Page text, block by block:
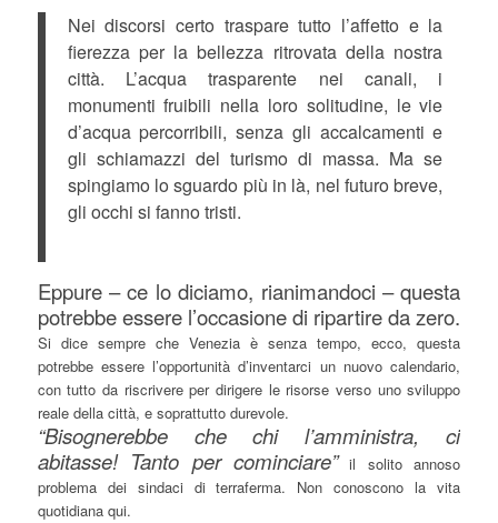
Nei discorsi certo traspare tutto l’affetto e la
fierezza per la bellezza ritrovata della nostra
città. L’acqua trasparente nei canali, i
monumenti fruibili nella loro solitudine, le vie
d’acqua percorribili, senza gli accalcamenti e
gli schiamazzi del turismo di massa. Ma se
spingiamo lo sguardo più in là, nel futuro breve,
gli occhi si fanno tristi.
Eppure – ce lo diciamo, rianimandoci – questa
potrebbe essere l’occasione di ripartire da zero.
Si dice sempre che Venezia è senza tempo, ecco, questa
potrebbe essere l’opportunità d’inventarci un nuovo calendario,
con tutto da riscrivere per dirigere le risorse verso uno sviluppo
reale della città, e soprattutto durevole.
“Bisognerebbe che chi l’amministra, ci
abitasse! Tanto per cominciare”il solito annoso
problema dei sindaci di terraferma. Non conoscono la vita
quotidiana qui.